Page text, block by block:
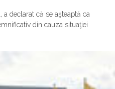
a declarat că se aşteaptă ca
din cauza situaţiei